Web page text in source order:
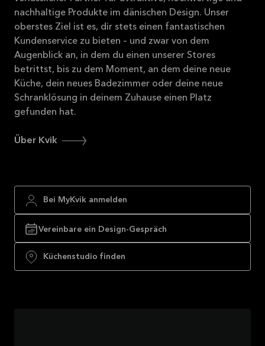
nachhaltige Produkte im dänischen Design. Unser
oberstes Ziel ist es, dir stets einen fantastischen
Kundenservice zu bieten – und zwar von dem
Augenblick an, in dem du einen unserer Stores
betrittst, bis zu dem Moment, an dem deine neue
Küche, dein neues Badezimmer oder deine neue
Schranklösung in deinem Zuhause einen Platz
gefunden hat.
Über Kvik
Bei MyKvik anmelden
Vereinbare ein Design-Gespräch
Küchenstudio finden